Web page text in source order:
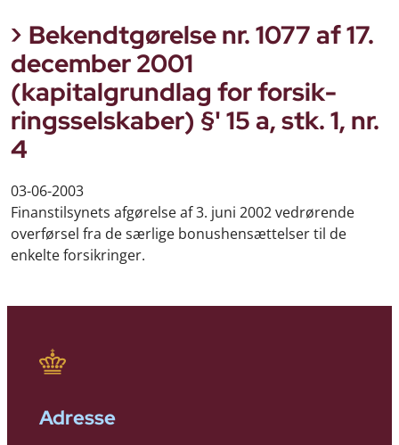
Bekendtgørelse nr. 1077 af 17.
december 2001
(kapitalgrundlag for forsik­
ringsselskaber) §' 15 a, stk. 1, nr.
4
03-06-2003
Finanstilsynets afgørelse af 3. juni 2002 vedrørende
overførsel fra de særlige bonushensættelser til de
enkelte forsikringer.
Adresse